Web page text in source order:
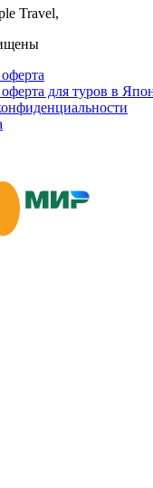
Travel,
для туров в